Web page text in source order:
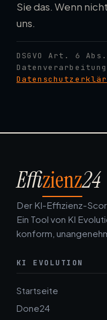
Sie das. Wenn
uns.
DSGVO Art. 6
Effizienz24
Der KI-Effizienz-
Ein Tool von KI
konform,
KI EVOLUTION
Startseite
Done24